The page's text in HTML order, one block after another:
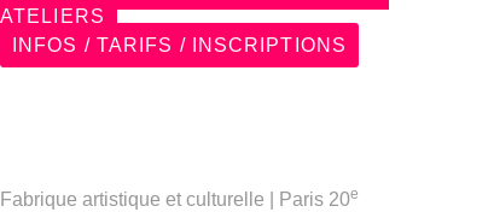
ATELIERS
INFOS / TARIFS / INSCRIPTIONS
Fabrique artistique et culturelle | Paris 20e